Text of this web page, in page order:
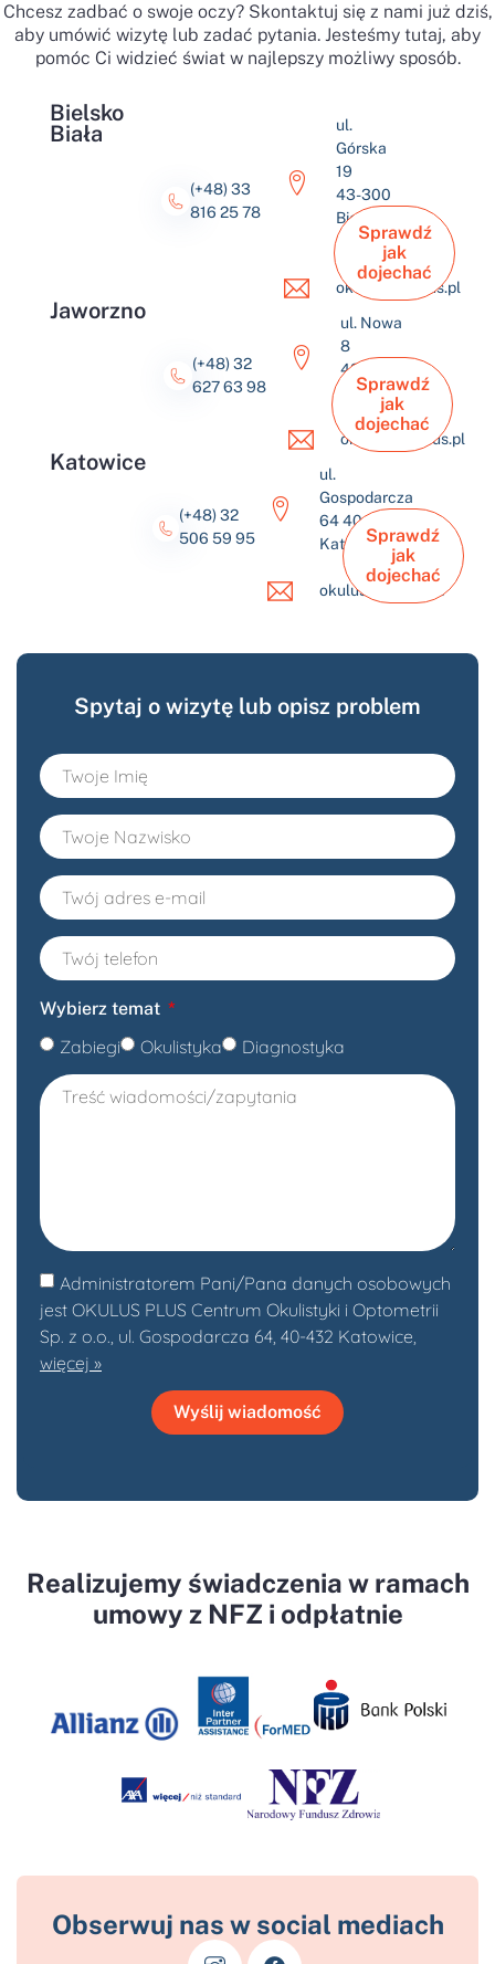
Chcesz zadbać o swoje oczy? Skontaktuj się z nami już dziś,
aby umówić wizytę lub zadać pytania. Jesteśmy tutaj, aby
pomóc Ci widzieć świat w najlepszy możliwy sposób.
Bielsko
Biała
(+48) 33
816 25 78
ul.
Górska
19
43-300
Bielsko-
Biała
okulus@okulus.pl
Sprawdź
jak
dojechać
Jaworzno
(+48) 32
627 63 98
ul. Nowa
8
43-600
Jaworzno
okulus@okulus.pl
Sprawdź
jak
dojechać
Katowice
(+48) 32
506 59 95
ul.
Gospodarcza
64 40-432
Katowice
okulus@okulus.pl
Sprawdź
jak
dojechać
Spytaj o wizytę lub opisz problem
Wybierz temat
Zabiegi Okulistyka Diagnostyka
Administratorem Pani/Pana danych osobowych
jest OKULUS PLUS Centrum Okulistyki i Optometrii
Sp. z o.o., ul. Gospodarcza 64, 40-432 Katowice,
więcej »
Wyślij wiadomość
Realizujemy świadczenia w ramach
umowy z NFZ i odpłatnie
Obserwuj nas w social mediach